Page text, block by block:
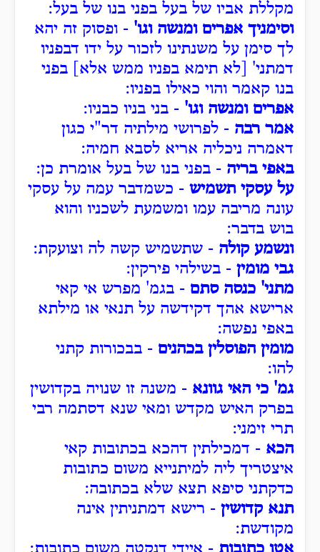
מקללת אביו של בעל בפני בנו של בעל:
וסימניך אפרים ומנשה וגו' - ופסוק זה יהא
לך סימן על משנתינו לזכור על ידו דבפניו
דמתני' [לא תימא בפניו ממש אלא] בפני
בנו קאמר והוי כאילו בפניו:
אפרים ומנשה וגו' - בני בניו כבניו:
אמר רבה - לפרושי מילתיה דר"י כגון
דאמרה ניכליה אריא לסבא חמיה:
באפי בריה - בפני בנו של בעל אומרת כן:
על עסקי תשמיש - כשמדבר עמה על עסקי
עונה מריבה עמו ומשמעת לשכניו והוא
בוש בדבר:
ונשמע קולה - שתשמיש קשה לה וצועקת:
גבי מומין - בשילהי פירקין:
מתני' כנסה סתם - בגמ' מפרש אי קאי
ארישא אהך דקידשה על תנאי או מילתא
באפי נפשה:
מומין הפוסלין בכהנים - בבכורות קתני
להו:
גמ' כי האי גוונא - משנה זו שנויה בקדושין
בפרק האיש מקדש ומאי שנא דסתמה רבי
תרי זימני:
הכא - דמכילתין דהכא בכתובות קאי
איצטריך ליה למיתנייא משום כתובות
כדקתני סיפא תצא שלא בכתובה:
תנא קדושין - רישא דמתניתין אינה
מקודשת: